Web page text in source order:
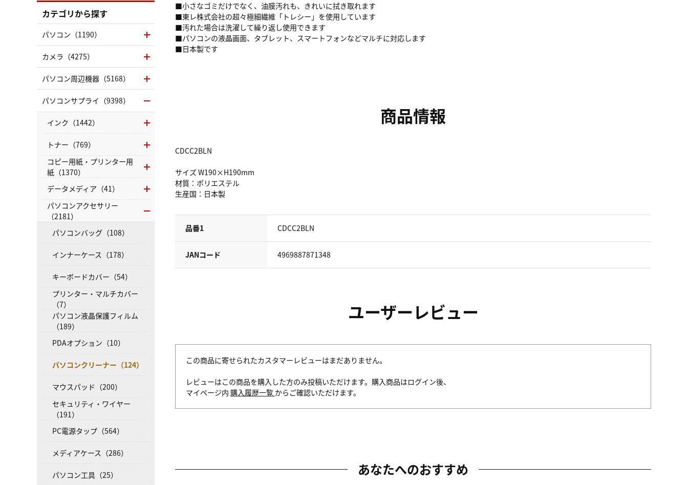
■小さなゴミだけでなく、油膜汚れも、きれいに拭き取れます
■東レ株式会社の超々極細繊維「トレシー」を使用しています
■汚れた場合は洗濯して繰り返し使用できます
■パソコンの液晶画面、タブレット、スマートフォンなどマルチに対応します
■日本製です
商品情報
CDCC2BLN
サイズ W190×H190mm
材質：ポリエステル
生産国：日本製
品番1 CDCC2BLN
JANコード 4969887871348
ユーザーレビュー
この商品に寄せられたカスタマーレビューはまだありません。
レビューはこの商品を購入した方のみ投稿いただけます。購入商品はログイン後、
マイページ内 購入履歴一覧 からご確認いただけます。
あなたへのおすすめ
カテゴリから探す
パソコン（1190）
カメラ（4275）
パソコン周辺機器（5168）
パソコンサプライ（9398）
インク（1442）
トナー（769）
コピー用紙・プリンター用
紙（1370）
データメディア（41）
パソコンアクセサリー
（2181）
パソコンバッグ（108）
インナーケース（178）
キーボードカバー（54）
プリンター・マルチカバー
（7）
パソコン液晶保護フィルム
（189）
PDAオプション（10）
パソコンクリーナー（124）
マウスパッド（200）
セキュリティ・ワイヤー
（191）
PC電源タップ（564）
メディアケース（286）
パソコン工具（25）